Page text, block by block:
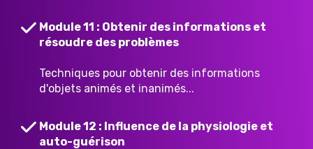
Module 11 : Obtenir des informations et
résoudre des problèmes
Techniques pour obtenir des informations
d'objets animés et inanimés...
Module 12 : Influence de la physiologie et
auto-guérison